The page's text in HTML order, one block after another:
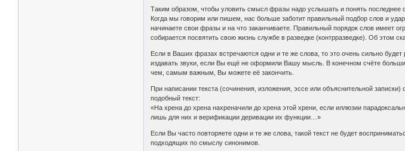
Таким образом, чтобы уловить смысл фразы надо услышать и понять последнее
Когда мы говорим или пишем, нас больше заботит правильный подбор слов и
начинаете свои фразы и на что заканчиваете. Правильный порядок слов имеет
собирается посвятить свою жизнь службе в разведке (контрразведке). Об этом
Если в Ваших фразах встречаются одни и те же слова, то это очень сильно
издавать звуки, если Вы ещё не оформили Вашу мысль. В конечном счёте
чем, самым важным, Вы можете её закончить.
При написании текста (сочинения, изложения, эссе или объяснительной
подобный текст:
«На хрена до хрена нахреначили до хрена этой хрени, если иллюзии
лишь для них и верификации деривации их функции…»
Если Вы часто повторяете одни и те же слова, такой текст не будет
подходящих по смыслу синонимов.